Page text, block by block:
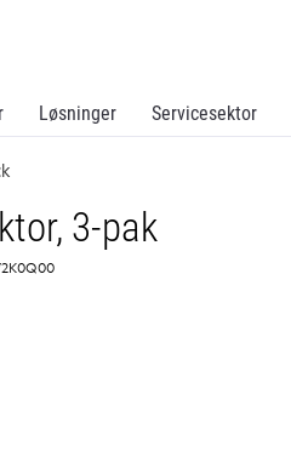
Løsninger Servicesektor
3-pak